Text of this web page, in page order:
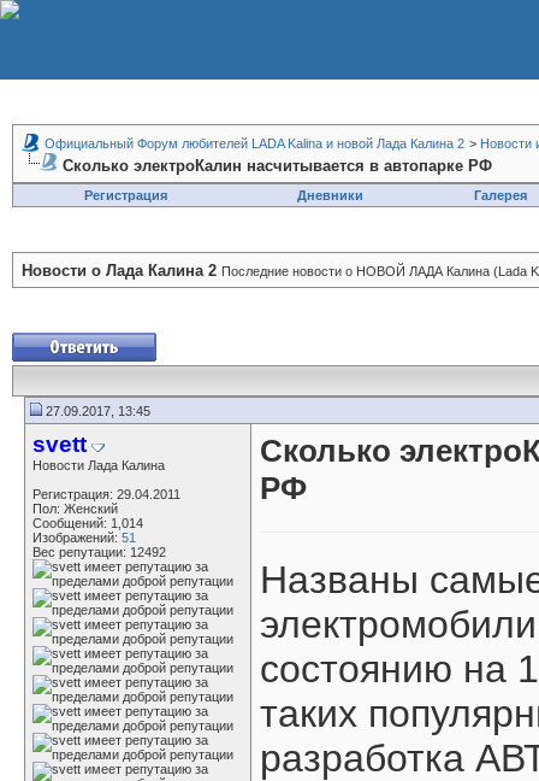
Официальный Форум любителей LADA Kalina и новой Лада Калина 2 > Новости
Сколько электроКалин насчитывается в автопарке РФ
Регистрация Дневники Галерея
Новости о Лада Калина 2 Последние новости о НОВОЙ ЛАДА Калина (Lada
27.09.2017, 13:45
svett
Новости Лада Калина
Регистрация: 29.04.2011
Пол: Женский
Сообщений: 1,014
Изображений: 51
Вес репутации: 12492
Сколько
РФ
Названы
состоянию на
таких
разработка